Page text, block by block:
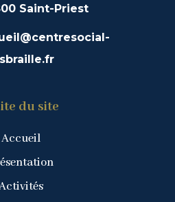
Saint-Priest
du site
Accueil